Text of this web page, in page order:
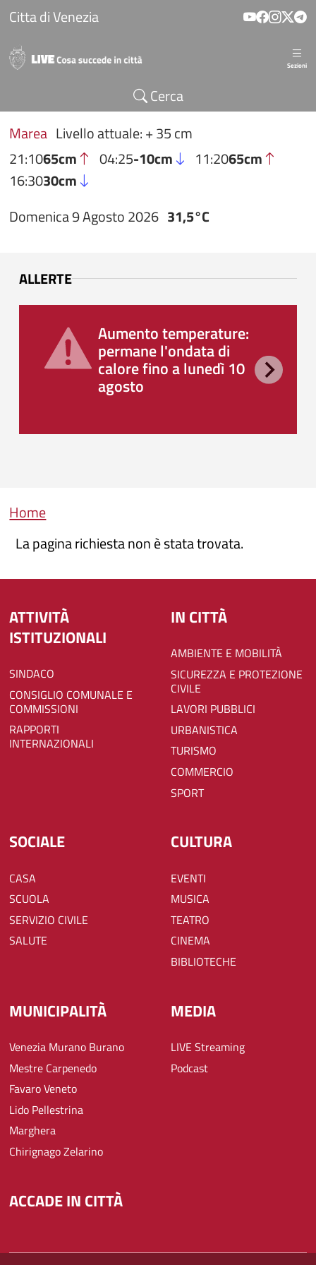
Salta al contenuto principale
Citta di Venezia
Sezioni
Cerca
Marea Livello attuale: + 35 cm
21:1065cm 04:25-10cm 11:2065cm
16:3030cm
Domenica 9 Agosto 2026 31,5°C
ALLERTE
Aumento temperature:
permane l'ondata di
calore fino a lunedì 10
agosto
Briciole di pane
Home
La pagina richiesta non è stata trovata.
ATTIVITÀ
ISTITUZIONALI
SINDACO
CONSIGLIO COMUNALE E
COMMISSIONI
RAPPORTI
INTERNAZIONALI
IN CITTÀ
AMBIENTE E MOBILITÀ
SICUREZZA E PROTEZIONE
CIVILE
LAVORI PUBBLICI
URBANISTICA
TURISMO
COMMERCIO
SPORT
SOCIALE
CASA
SCUOLA
SERVIZIO CIVILE
SALUTE
CULTURA
EVENTI
MUSICA
TEATRO
CINEMA
BIBLIOTECHE
MUNICIPALITÀ
Venezia Murano Burano
Mestre Carpenedo
Favaro Veneto
Lido Pellestrina
Marghera
Chirignago Zelarino
MEDIA
LIVE Streaming
Podcast
ACCADE IN CITTÀ